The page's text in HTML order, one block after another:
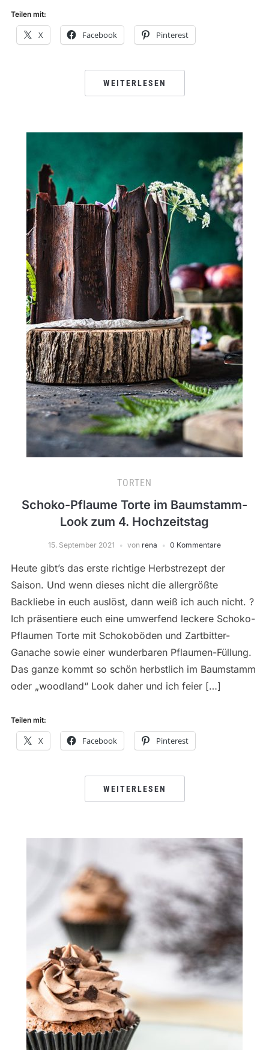
Teilen mit:
X Facebook Pinterest
WEITERLESEN
TORTEN
Schoko-Pflaume Torte im Baumstamm-
Look zum 4. Hochzeitstag
15. September 2021 von rena 0 Kommentare
Heute gibt’s das erste richtige Herbstrezept der
Saison. Und wenn dieses nicht die allergrößte
Backliebe in euch auslöst, dann weiß ich auch nicht. ?
Ich präsentiere euch eine umwerfend leckere Schoko-
Pflaumen Torte mit Schokoböden und Zartbitter-
Ganache sowie einer wunderbaren Pflaumen-Füllung.
Das ganze kommt so schön herbstlich im Baumstamm
oder „woodland“ Look daher und ich feier […]
Teilen mit:
X Facebook Pinterest
WEITERLESEN